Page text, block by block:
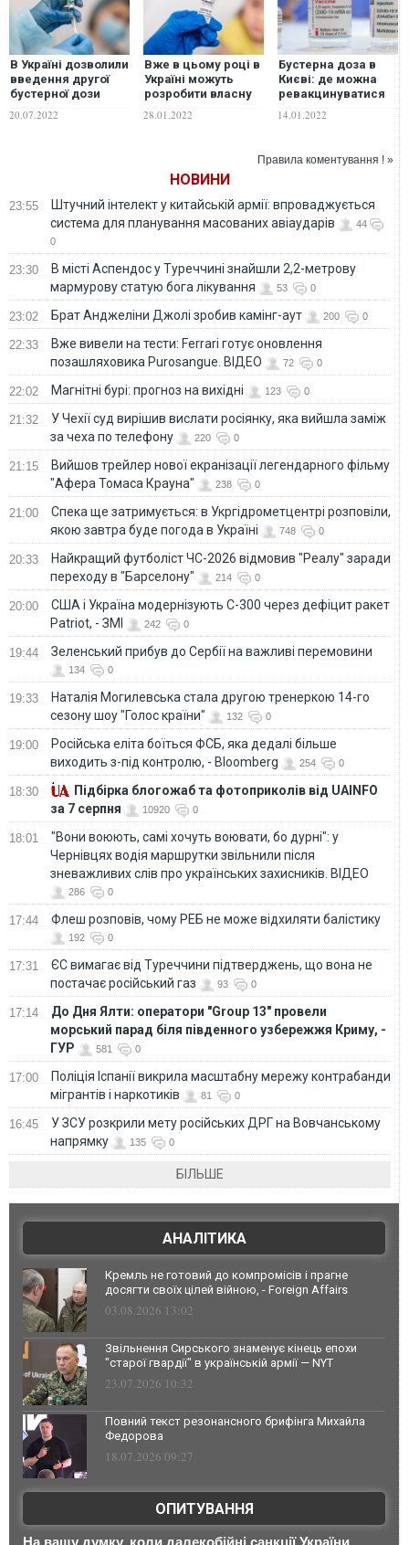
В Україні дозволили
введення другої
бустерної дози
COVID-19: названо
20.07.2022
Вже в цьому році в
Україні можуть
розробити власну
COVID-19, –
28.01.2022
Бустерна доза в
Києві: де можна
ревакцинуватися
14.01.2022
Правила коментування ! »
НОВИНИ
23:55
Штучний інтелект у китайській армії: впроваджується
система для планування масованих авіаударів
44
0
23:30
В місті Аспендос у Туреччині знайшли 2,2-метрову
мармурову статую бога лікування
53 0
23:02 Брат Анджеліни Джолі зробив камінг-аут 200 0
22:33
Вже вивели на тести: Ferrari готує оновлення
позашляховика Purosangue. ВІДЕО
72 0
22:02 Магнітні бурі: прогноз на вихідні 123 0
21:32
У Чехії суд вирішив вислати росіянку, яка вийшла заміж
за чеха по телефону
220 0
21:15
Вийшов трейлер нової екранізації легендарного фільму
"Афера Томаса Крауна"
238 0
21:00
Спека ще затримується: в Укргідрометцентрі розповіли,
якою завтра буде погода в Україні
748 0
20:33
Найкращий футболіст ЧС-2026 відмовив "Реалу" заради
переходу в "Барселону"
214 0
20:00
США і Україна модернізують С-300 через дефіцит ракет
Patriot, - ЗМІ
242 0
19:44 Зеленський прибув до Сербії на важливі перемовини
134 0
19:33
Наталія Могилевська стала другою тренеркою 14-го
сезону шоу "Голос країни"
132 0
19:00
Російська еліта боїться ФСБ, яка дедалі більше
виходить з-під контролю, - Bloomberg
254 0
18:30
Підбірка блогожаб та фотоприколів від UAINFO
за 7 серпня
10920 0
18:01
"Вони воюють, самі хочуть воювати, бо дурні": у
Чернівцях водія маршрутки звільнили після
зневажливих слів про українських захисників. ВІДЕО
286 0
17:44 Флеш розповів, чому РЕБ не може відхиляти балістику
192 0
17:31
ЄС вимагає від Туреччини підтверджень, що вона не
постачає російський газ
93 0
17:14
До Дня Ялти: оператори "Group 13" провели
морський парад біля південного узбережжя Криму, -
ГУР
581 0
17:00
Поліція Іспанії викрила масштабну мережу контрабанди
мігрантів і наркотиків
81 0
16:45
У ЗСУ розкрили мету російських ДРГ на Вовчанському
напрямку
135 0
БІЛЬШЕ
АНАЛІТИКА
Кремль не готовий до компромісів і прагне
досягти своїх цілей війною, - Foreign Affairs
03.08.2026 13:02
Звільнення Сирського знаменує кінець епохи
"старої гвардії" в українській армії — NYT
23.07.2026 10:32
Повний текст резонансного брифінга Михайла
Федорова
18.07.2026 09:27
ОПИТУВАННЯ
На вашу думку, коли далекобійні санкції України